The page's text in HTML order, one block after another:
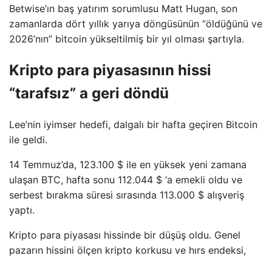
Betwise’ın baş yatırım sorumlusu Matt Hugan, son
zamanlarda dört yıllık yarıya döngüsünün “öldüğünü ve
2026’nın” bitcoin yükseltilmiş bir yıl olması şartıyla.
Kripto para piyasasının hissi
“tarafsız” a geri döndü
Lee’nin iyimser hedefi, dalgalı bir hafta geçiren Bitcoin
ile geldi.
14 Temmuz’da, 123.100 $ ile en yüksek yeni zamana
ulaşan BTC, hafta sonu 112.044 $ ‘a emekli oldu ve
serbest bırakma süresi sırasında 113.000 $ alışveriş
yaptı.
Kripto para piyasası hissinde bir düşüş oldu. Genel
pazarın hissini ölçen kripto korkusu ve hırs endeksi,